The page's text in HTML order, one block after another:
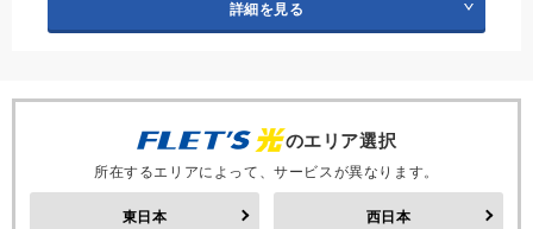
詳細を見る
のエリア選択
所在するエリアによって、サービスが異なります。
東日本 西日本